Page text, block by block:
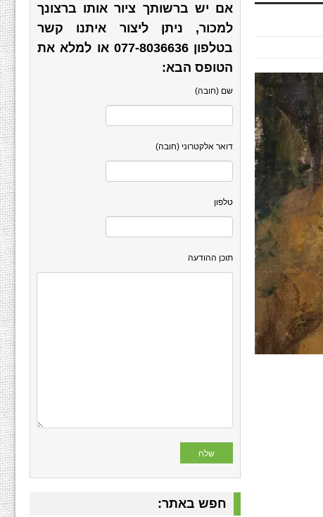
אם יש ברשותך ציור אותו ברצונך
למכור, ניתן ליצור איתנו קשר
בטלפון077-8036636 או למלא את
הטופס הבא:
שם (חובה)
דואר אלקטרוני (חובה)
טלפון
תוכן ההודעה
חפש באתר: